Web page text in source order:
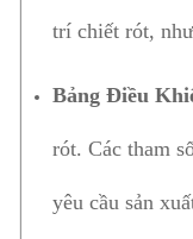
trí chiết rót,
Bảng Điều
rót. Các tham
yêu cầu sản